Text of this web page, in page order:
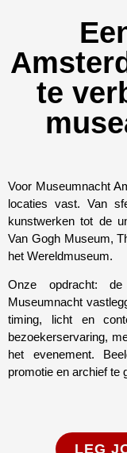
te
Voor Museumnacht
locaties vast. Van
kunstwerken tot de
Van Gogh Museum,
het Wereldmuseum.
Onze opdracht:
Museumnacht
timing, licht en
bezoekerservaring,
het evenement.
promotie en archief te
LEG